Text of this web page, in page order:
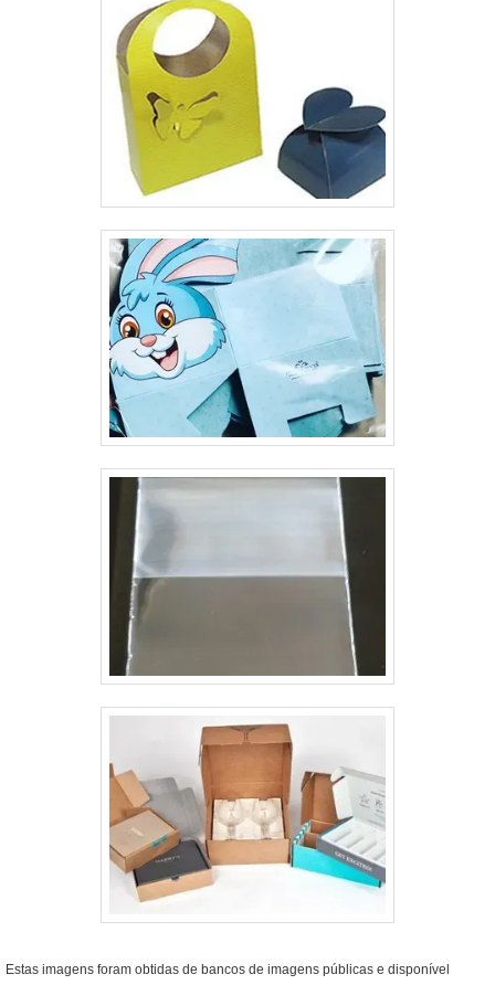
Estas imagens foram obtidas de bancos de imagens públicas e disponível